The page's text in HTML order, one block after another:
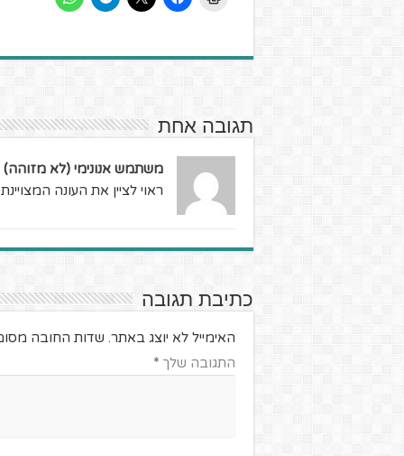
תגובה אחת
משתמש אנונימי (לא מזוהה)
ראוי לציין את העונה
כתיבת תגובה
האימייל לא יוצג באתר. שדות החובה
התגובה שלך *